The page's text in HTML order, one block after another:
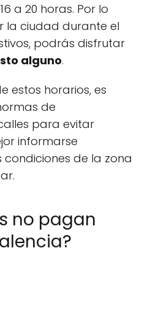
a 20 horas. Por lo
la ciudad durante el
podrás disfrutar
alguno.
estos horarios, es
de
para evitar
informarse
de la zona
no pagan